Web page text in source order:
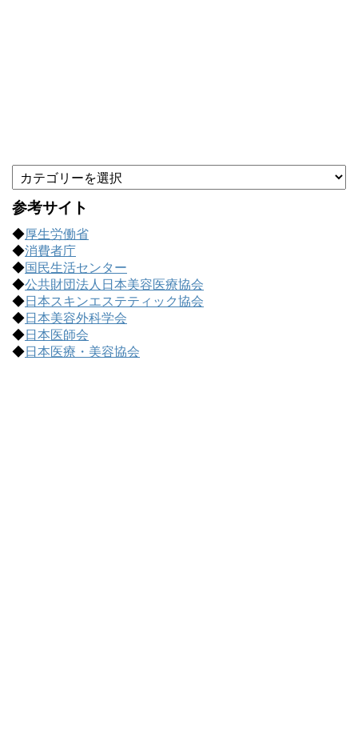
テ
ゴ
ー
で
記
事
を
探
す
参考サイト
◆厚生労働省
◆消費者庁
◆国民生活センター
◆公共財団法人日本美容医療協会
◆日本スキンエステティック協会
◆日本美容外科学会
◆日本医師会
◆日本医療・美容協会